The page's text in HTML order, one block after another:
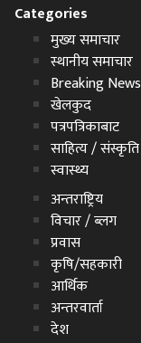
Categories
मुख्य समाचार
स्थानीय समाचार
Breaking News
खेलकुद
पत्रपत्रिकाबाट
साहित्य / संस्कृति
स्वास्थ्य
अन्तराष्ट्रिय
विचार / ब्लग
प्रवास
कृषि/सहकारी
आर्थिक
अन्तरवार्ता
देश